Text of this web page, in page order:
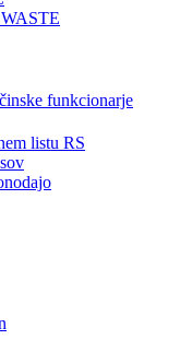
funkcionarje
listu RS